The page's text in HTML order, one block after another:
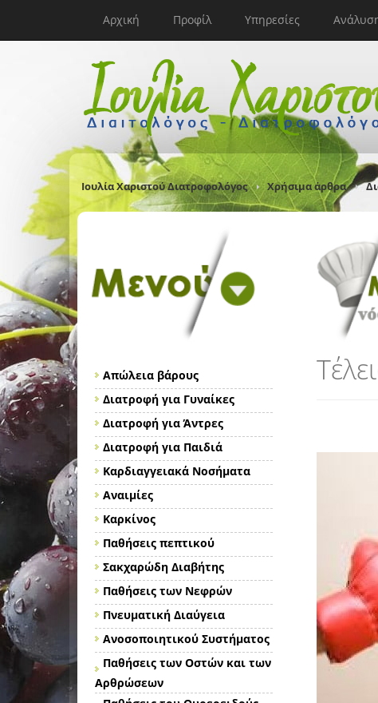
Αρχική Προφίλ Υπηρεσίες
Ιουλία Χαριστού Διατροφολόγος Χρήσιμα άρθρα
Απώλεια βάρους
Διατροφή για Γυναίκες
Διατροφή για Άντρες
Διατροφή για Παιδιά
Καρδιαγγειακά Νοσήματα
Αναιμίες
Καρκίνος
Παθήσεις πεπτικού
Σακχαρώδη Διαβήτης
Παθήσεις των Νεφρών
Πνευματική Διαύγεια
Ανοσοποιητικού Συστήματος
Παθήσεις των Οστών και των
Αρθρώσεων